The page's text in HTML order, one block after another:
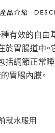
產品介紹 ·
有效的自由
於胃腸道中
括調節正常
胃腸內膜。
就水服用